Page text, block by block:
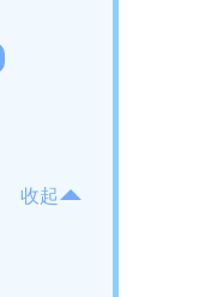
收起